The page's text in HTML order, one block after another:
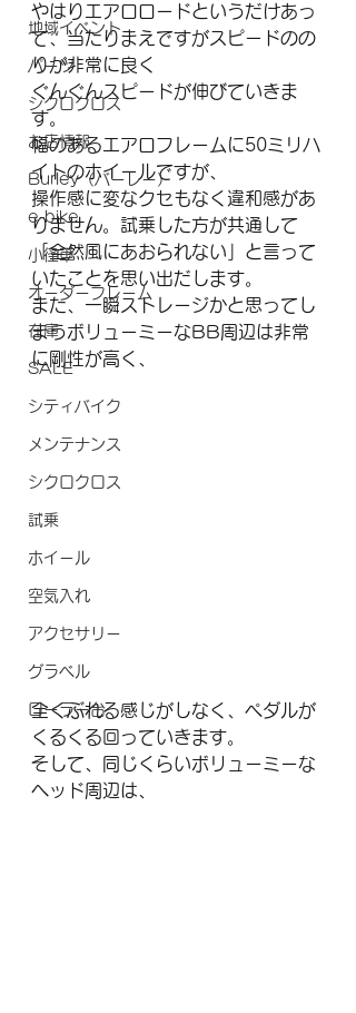
地域イベント
パーツ
シクロクロス
お店情報
Burley（バーレー）
e-bike
小径車
オーダーフレーム
在庫
SALE
シティバイク
メンテナンス
シクロクロス
試乗
ホイール
空気入れ
アクセサリー
グラベル
ローラー台
やはりエアロロードというだけあっ
て、当たりまえですがスピードのの
りが非常に良く
ぐんぐんスピードが伸びていきま
す。
幅のあるエアロフレームに50ミリハ
イトのホイールですが、
操作感に変なクセもなく違和感があ
りません。試乗した方が共通して
「全然風にあおられない」と言って
いたことを思い出だします。
また、一瞬ストレージかと思ってし
まうボリューミーなBB周辺は非常
に剛性が高く、
全くぶれる感じがしなく、ペダルが
くるくる回っていきます。
そして、同じくらいボリューミーな
ヘッド周辺は、